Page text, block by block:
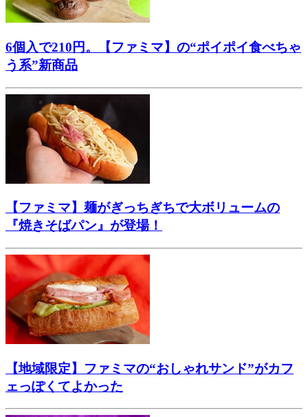
6個入で210円。【ファミマ】の“ポイポイ食べちゃ
う系”新商品
【ファミマ】麺がぎっちぎちで大ボリュームの
『焼きそばパン』が登場！
【地域限定】ファミマの“おしゃれサンド”がカフ
ェっぽくてよかった